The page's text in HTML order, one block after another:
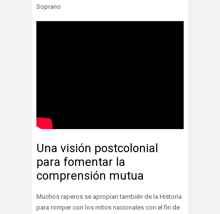
Soprano
Una visión postcolonial
para fomentar la
comprensión mutua
Muchos raperos se apropian también de la Historia
para romper con los mitos nacionales con el fin de